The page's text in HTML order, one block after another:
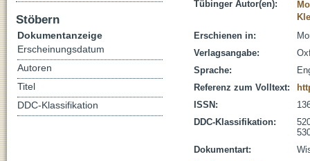
Tübinger Autor(en):
Erschienen in:
Verlagsangabe:
Sprache:
Referenz zum Volltext:
ISSN:
DDC-Klassifikation:
Dokumentart:
Stöbern
Dokumentanzeige
Erscheinungsdatum
Autoren
Titel
DDC-Klassifikation